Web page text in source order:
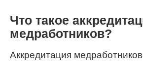
Что такое
медработников?
Аккредитация